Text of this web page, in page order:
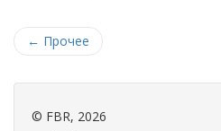
← Прочее
© FBR, 2026